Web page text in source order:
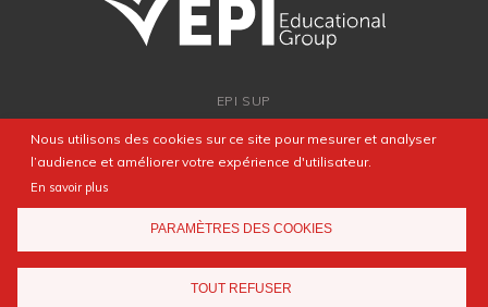
Nous utilisons des cookies sur ce site pour mesurer et analyser
l’audience et améliorer votre expérience d'utilisateur.
En savoir plus
PARAMÈTRES DES COOKIES
TOUT REFUSER
EPI SUP
PARTENARIATS
FAQ
CONTACT